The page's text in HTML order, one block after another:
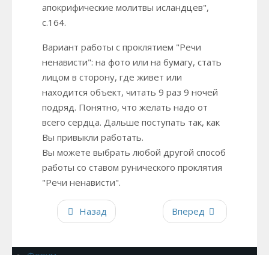
апокрифические молитвы исландцев",
с.164.
Вариант работы c проклятием "Речи
ненависти": на фото или на бумагу, стать
лицом в сторону, где живет или
находится объект, читать 9 раз 9 ночей
подряд. Понятно, что желать надо от
всего сердца. Дальше поступать так, как
Вы привыкли работать.
Вы можете выбрать любой другой способ
работы со ставом рунического проклятия
"Речи ненависти".
Назад Вперед